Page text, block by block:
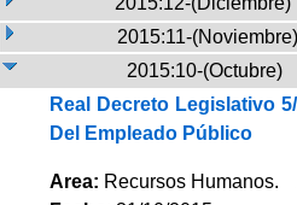
2015:11-(Noviembre)
2015:10-(Octubre)
Real Decreto Legislativo
Del Empleado Público
Area: Recursos Humanos.